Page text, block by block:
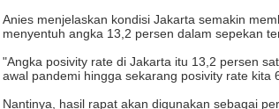
Anies menjelaskan kondisi Jakarta semakin
menyentuh angka 13,2 persen dalam sepekan
"Angka posivity rate di Jakarta itu 13,2 persen
awal pandemi hingga sekarang posivity rate kita
Nantinya, hasil rapat akan digunakan sebagai